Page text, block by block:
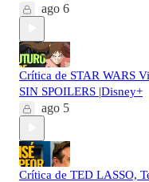
ago 6
Crítica de STAR WARS
SIN SPOILERS |Disney+
ago 5
Crítica de TED LASSO,